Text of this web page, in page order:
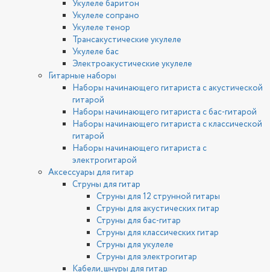
Укулеле баритон
Укулеле сопрано
Укулеле тенор
Трансакустические укулеле
Укулеле бас
Электроакустические укулеле
Гитарные наборы
Наборы начинающего гитариста с акустической
гитарой
Наборы начинающего гитариста с бас-гитарой
Наборы начинающего гитариста с классической
гитарой
Наборы начинающего гитариста с
электрогитарой
Аксессуары для гитар
Струны для гитар
Струны для 12 струнной гитары
Струны для акустических гитар
Струны для бас-гитар
Струны для классических гитар
Струны для укулеле
Струны для электрогитар
Кабели, шнуры для гитар